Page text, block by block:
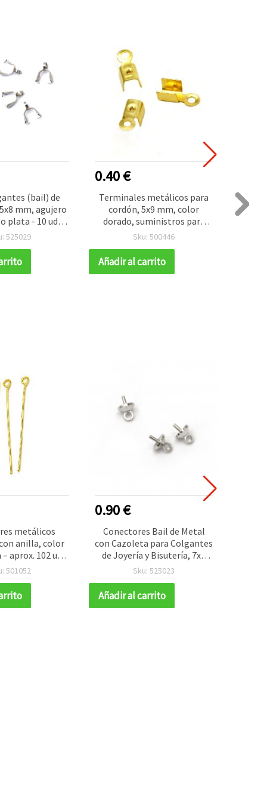
(bail) de
mm, agujero
plata - 10 uds
y
525029
0.40 €
Terminales metálicos para
cordón, 5x9 mm, color
dorado, suministros para
bisutería y manualidades,
Sku: 500446
Añadir al carrito
metálicos
anilla, color
aprox. 102 uds
para
501052
0.90 €
Conectores Bail de Metal
con Cazoleta para Colgantes
de Joyería y Bisutería, 7x5
mm, Agujero: 1,5 mm, Color
Sku: 525023
Añadir al carrito